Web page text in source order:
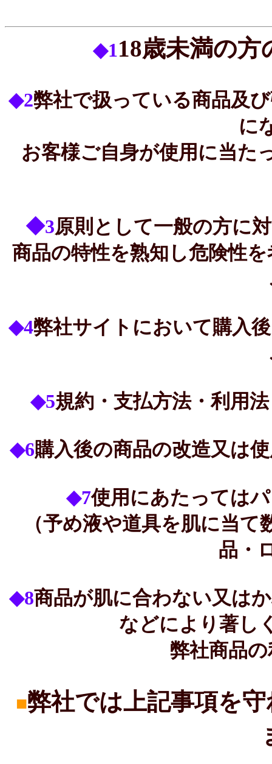
◆118歳未満の
◆2弊社で扱っている商品及
に
お客様ご自身が使用に当た
◆3原則として一般の方に
商品の特性を熟知し危険性
◆4弊社サイトにおいて購入
◆5規約・支払方法・利用
◆6購入後の商品の改造又は
◆7使用にあたっては
（予め液や道具を肌に当
品・
◆8商品が肌に合わない又は
などにより著し
弊社商品
■弊社では上記事項を